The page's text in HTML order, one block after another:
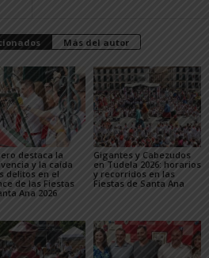
Más del autor
destaca la
y la caída
delitos en el
de las Fiestas
Ana 2026
Gigantes y Cabezudos
en Tudela 2026: horarios
y recorridos en las
Fiestas de Santa Ana